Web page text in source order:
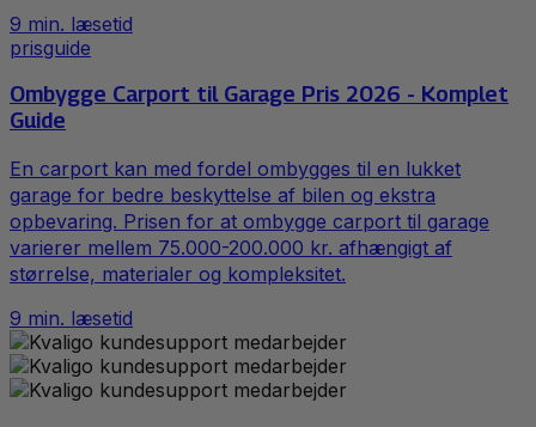
9 min. læsetid
prisguide
Ombygge Carport til Garage Pris 2026 - Komplet
Guide
En carport kan med fordel ombygges til en lukket
garage for bedre beskyttelse af bilen og ekstra
opbevaring. Prisen for at ombygge carport til garage
varierer mellem 75.000-200.000 kr. afhængigt af
størrelse, materialer og kompleksitet.
9 min. læsetid